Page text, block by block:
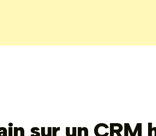
sur un CRM